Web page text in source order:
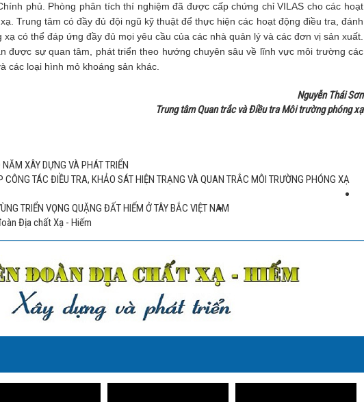
phủ. Phòng phân tích thí nghiệm đã được cấp chứng chỉ VILAS cho các hoạt
Trung tâm có đầy đủ đội ngũ kỹ thuật để thực hiện các hoạt động điều tra, đánh
có thể đáp ứng đầy đủ mọi yêu cầu của các nhà quản lý và các đơn vị sản xuất.
được sự quan tâm, phát triển theo hướng chuyên sâu về lĩnh vực môi trường các
các loại hình mỏ khoáng sản khác.
Nguyễn Thái Sơn
Trung tâm Quan trắc và Điều tra Môi trường phóng xạ
XÂY DỰNG VÀ PHÁT TRIỂN
TÁC ĐIỀU TRA, KHẢO SÁT HIỆN TRẠNG VÀ QUAN TRẮC MÔI TRƯỜNG PHÓNG XẠ
TRIỂN VỌNG QUẶNG ĐẤT HIẾM Ở TÂY BẮC VIỆT NAM
Địa chất Xạ - Hiếm